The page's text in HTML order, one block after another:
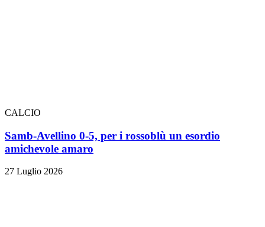
CALCIO
Samb-Avellino 0-5, per i rossoblù un esordio
amichevole amaro
27 Luglio 2026